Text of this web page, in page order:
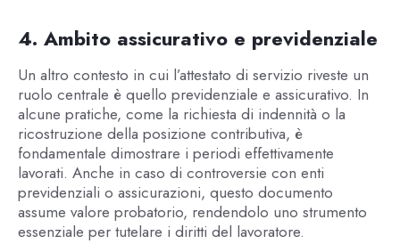
4. Ambito assicurativo e previdenziale
Un altro contesto in cui l’attestato di servizio riveste un
ruolo centrale è quello previdenziale e assicurativo. In
alcune pratiche, come la richiesta di indennità o la
ricostruzione della posizione contributiva, è
fondamentale dimostrare i periodi effettivamente
lavorati. Anche in caso di controversie con enti
previdenziali o assicurazioni, questo documento
assume valore probatorio, rendendolo uno strumento
essenziale per tutelare i diritti del lavoratore.